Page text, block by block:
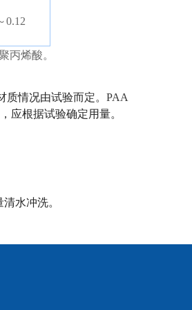
0.12
丙烯酸。
情况由试验而定。 PAA
应根据试验确定用量。
水冲洗。